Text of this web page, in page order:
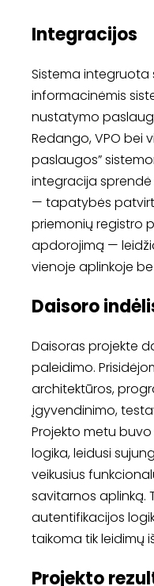
Integracijos
Sistema integruota
informacinėmis
nustatymo
Redango, VPO bei
paslaugos”
integracija
— tapatybės
priemonių registro
apdorojimą —
vienoje aplinkoje
Daisoro
Daisoras projekte
paleidimo.
architektūros,
įgyvendinimo,
Projekto metu
logika, leidusi
veikusius
savitarnos aplinką.
autentifikacijos
taikoma tik leidimų
Projekto